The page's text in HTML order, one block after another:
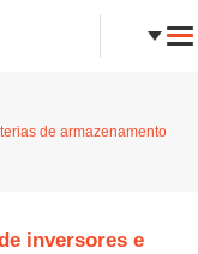
de armazenamento
inversores e